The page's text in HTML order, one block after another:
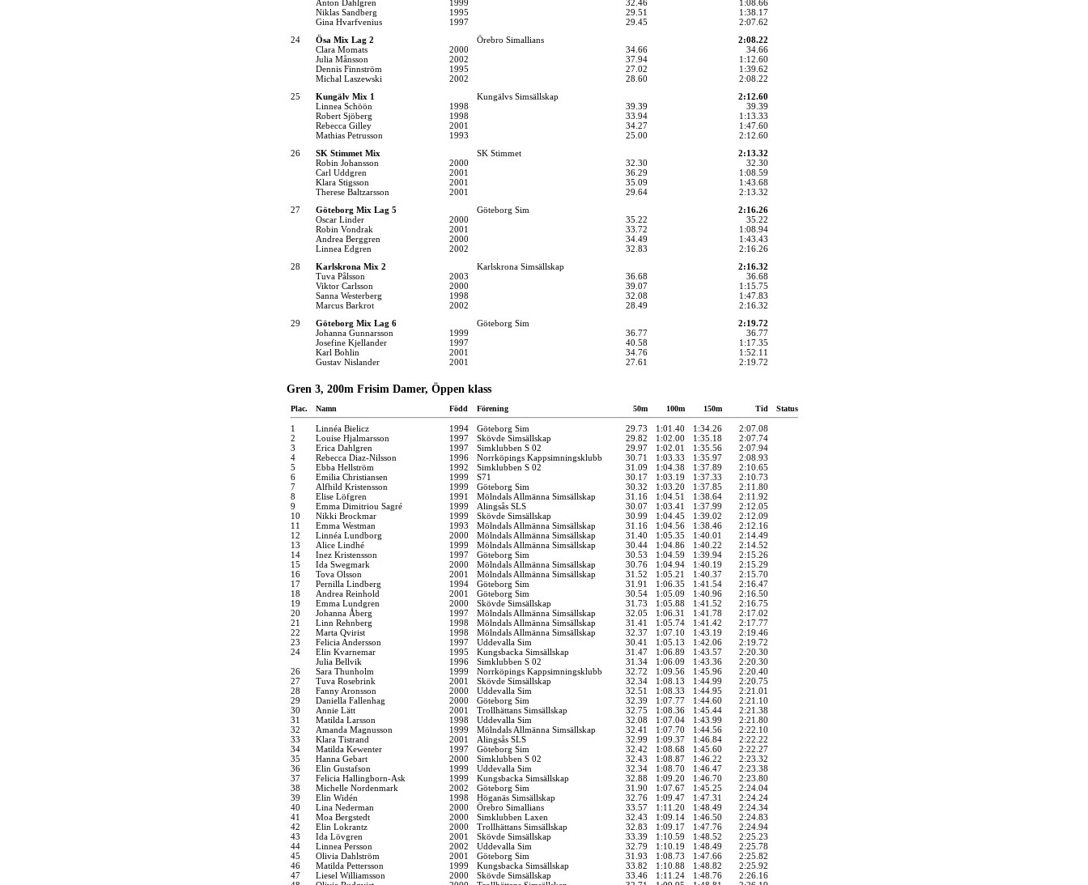
Anton Dahlgren
1999 32.46
1:08.66
Niklas Sandberg
1995 29.51
1:38.17
Gina Hvarfvenius
1997 29.45
2:07.62
24
Ösa Mix Lag 2 Örebro Simallians
2:08.22
Clara Momats
2000 34.66
34.66
Julia Månsson
2002 37.94
1:12.60
Dennis Finnström
1995 27.02
1:39.62
Michal Laszewski
2002 28.60
2:08.22
25
Kungälv Mix 1 Kungälvs Simsällskap
2:12.60
Linnea Schöön
1998 39.39
39.39
Robert Sjöberg
1998 33.94
1:13.33
Rebecca Gilley
2001 34.27
1:47.60
Mathias Petrusson
1993 25.00
2:12.60
26
SK Stimmet Mix SK Stimmet
2:13.32
Robin Johansson
2000 32.30
32.30
Carl Uddgren
2001 36.29
1:08.59
Klara Stigsson
2001 35.09
1:43.68
Therese Baltzarsson
2001 29.64
2:13.32
27
Göteborg Mix Lag 5 Göteborg Sim
2:16.26
Oscar Linder
2000 35.22
35.22
Robin Vondrak
2001 33.72
1:08.94
Andrea Berggren
2000 34.49
1:43.43
Linnea Edgren
2002 32.83
2:16.26
28
Karlskrona Mix 2 Karlskrona Simsällskap
2:16.32
Tuva Pålsson
2003 36.68
36.68
Viktor Carlsson
2000 39.07
1:15.75
Sanna Westerberg
1998 32.08
1:47.83
Marcus Barkrot
2002 28.49
2:16.32
29
Göteborg Mix Lag 6 Göteborg Sim
2:19.72
Johanna Gunnarsson
1999 36.77
36.77
Josefine Kjellander
1997 40.58
1:17.35
Karl Bohlin
2001 34.76
1:52.11
Gustav Nislander
2001 27.61 2:19.72
Gren 3, 200m Frisim Damer, Öppen klass
Plac. Namn Född Förening 50m 100m 150m Tid Status
1 Linnéa Bielicz 1994 Göteborg Sim 29.73 1:01.40 1:34.26
2:07.08
2
Louise Hjalmarsson 1997 Skövde Simsällskap 29.82 1:02.00 1:35.18
2:07.74
3
Erica Dahlgren 1997 Simklubben S 02 29.97 1:02.01 1:35.56
2:07.94
4
Rebecca Diaz-Nilsson 1996 Norrköpings Kappsimningsklubb 30.71 1:03.33 1:35.97
2:08.93
5
Ebba Hellström 1992 Simklubben S 02 31.09 1:04.38 1:37.89
2:10.65
6
Emilia Christiansen 1999 S71 30.17 1:03.19 1:37.33
2:10.73
7
Alfhild Kristensson 1999 Göteborg Sim 30.32 1:03.20 1:37.85
2:11.80
8
Elise Löfgren 1991 Mölndals Allmänna Simsällskap 31.16 1:04.51 1:38.64
2:11.92
9
Emma Dimitriou Sagré 1999 Alingsås SLS 30.07 1:03.41 1:37.99
2:12.05
10
Nikki Brockmar 1999 Skövde Simsällskap 30.99 1:04.45 1:39.02
2:12.09
11
Emma Westman 1993 Mölndals Allmänna Simsällskap 31.16 1:04.56 1:38.46
2:12.16
12
Linnéa Lundborg 2000 Mölndals Allmänna Simsällskap 31.40 1:05.35 1:40.01
2:14.49
13
Alice Lindhé 1999 Mölndals Allmänna Simsällskap 30.44 1:04.86 1:40.22
2:14.52
14
Inez Kristensson 1997 Göteborg Sim 30.53 1:04.59 1:39.94
2:15.26
15
Ida Swegmark 2000 Mölndals Allmänna Simsällskap 30.76 1:04.94 1:40.19
2:15.29
16
Tova Olsson 2001 Mölndals Allmänna Simsällskap 31.52 1:05.21 1:40.37
2:15.70
17
Pernilla Lindberg 1994 Göteborg Sim 31.91 1:06.35 1:41.54
2:16.47
18
Andrea Reinhold 2001 Göteborg Sim 30.54 1:05.09 1:40.96
2:16.50
19
Emma Lundgren 2000 Skövde Simsällskap 31.73 1:05.88 1:41.52
2:16.75
20
Johanna Åberg 1997 Mölndals Allmänna Simsällskap 32.05 1:06.31 1:41.78
2:17.02
21
Linn Rehnberg 1998 Mölndals Allmänna Simsällskap 31.41 1:05.74 1:41.42
2:17.77
22
Marta Qvirist 1998 Mölndals Allmänna Simsällskap 32.37 1:07.10 1:43.19
2:19.46
23
Felicia Andersson 1997 Uddevalla Sim 30.41 1:05.13 1:42.06
2:19.72
24
Elin Kvarnemar 1995 Kungsbacka Simsällskap 31.47 1:06.89 1:43.57
2:20.30
Julia Bellvik
1996 Simklubben S 02 31.34 1:06.09 1:43.36
2:20.30
26
Sara Thunholm 1999 Norrköpings Kappsimningsklubb 32.72 1:09.56 1:45.96
2:20.40
27
Tuva Rosebrink 2001 Skövde Simsällskap 32.34 1:08.13 1:44.99
2:20.75
28
Fanny Aronsson 2000 Uddevalla Sim 32.51 1:08.33 1:44.95
2:21.01
29
Daniella Fallenhag 2000 Göteborg Sim 32.39 1:07.77 1:44.60
2:21.10
30
Annie Lätt 2001 Trollhättans Simsällskap 32.75 1:08.36 1:45.44
2:21.38
31
Matilda Larsson 1998 Uddevalla Sim 32.08 1:07.04 1:43.99
2:21.80
32
Amanda Magnusson 1999 Mölndals Allmänna Simsällskap 32.41 1:07.70 1:44.56
2:22.10
33
Klara Tistrand 2001 Alingsås SLS 32.99 1:09.37 1:46.84
2:22.22
34
Matilda Kewenter 1997 Göteborg Sim 32.42 1:08.68 1:45.60
2:22.27
35
Hanna Gebart 2000 Simklubben S 02 32.43 1:08.87 1:46.22
2:23.32
36
Elin Gustafson 1999 Uddevalla Sim 32.34 1:08.70 1:46.47
2:23.38
37
Felicia Hallingborn-Ask 1999 Kungsbacka Simsällskap 32.88 1:09.20 1:46.70
2:23.80
38
Michelle Nordenmark 2002 Göteborg Sim 31.90 1:07.67 1:45.25
2:24.04
39
Elin Widén 1998 Höganäs Simsällskap 32.76 1:09.47 1:47.31
2:24.24
40
Lina Nederman 2000 Örebro Simallians 33.57 1:11.20 1:48.49
2:24.34
41
Moa Bergstedt 2000 Simklubben Laxen 32.43 1:09.14 1:46.50
2:24.83
42
Elin Lokrantz 2000 Trollhättans Simsällskap 32.83 1:09.17 1:47.76
2:24.94
43
Ida Lövgren 2001 Skövde Simsällskap 33.39 1:10.59 1:48.52
2:25.23
44
Linnea Persson 2002 Uddevalla Sim 32.79 1:10.19 1:48.49
2:25.78
45
Olivia Dahlström 2001 Göteborg Sim 31.93 1:08.73 1:47.66
2:25.82
46
Matilda Pettersson 1999 Kungsbacka Simsällskap 33.82 1:10.88 1:48.82
2:25.92
47
Liesel Williamsson 2000 Skövde Simsällskap 33.46 1:11.24 1:48.76
2:26.16